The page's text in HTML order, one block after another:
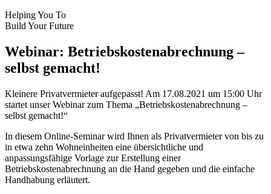
Helping You To
Build Your Future
Webinar: Betriebskostenabrechnung –
selbst gemacht!
Kleinere Privatvermieter aufgepasst! Am 17.08.2021 um 15:00 Uhr
startet unser Webinar zum Thema „Betriebskostenabrechnung –
selbst gemacht!“
In diesem Online-Seminar wird Ihnen als Privatvermieter von bis zu
in etwa zehn Wohneinheiten eine übersichtliche und
anpassungsfähige Vorlage zur Erstellung einer
Betriebskostenabrechnung an die Hand gegeben und die einfache
Handhabung erläutert.